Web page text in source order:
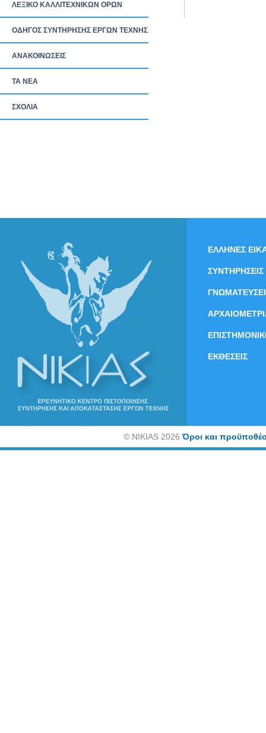
ΛΕΞΙΚΟ ΚΑΛΛΙΤΕΧΝΙΚΩΝ ΟΡΩΝ
ΟΔΗΓΟΣ ΣΥΝΤΗΡΗΣΗΣ ΕΡΓΩΝ ΤΕΧΝΗΣ
ΑΝΑΚΟΙΝΩΣΕΙΣ
ΤΑ ΝEΑ
ΣΧΟΛΙΑ
ΕΛΛΗΝΕΣ
ΣΥΝΤΗΡΗΣΕΙΣ
ΕΚΘΕΣΕΙΣ
©NIKIAS 2026Όροι και